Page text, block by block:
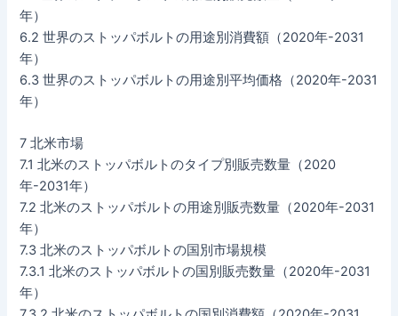
年）
6.2 世界のストッパボルトの用途別消費額（2020年-2031
年）
6.3 世界のストッパボルトの用途別平均価格（2020年-2031
年）
7 北米市場
7.1 北米のストッパボルトのタイプ別販売数量（2020
年-2031年）
7.2 北米のストッパボルトの用途別販売数量（2020年-2031
年）
7.3 北米のストッパボルトの国別市場規模
7.3.1 北米のストッパボルトの国別販売数量（2020年-2031
年）